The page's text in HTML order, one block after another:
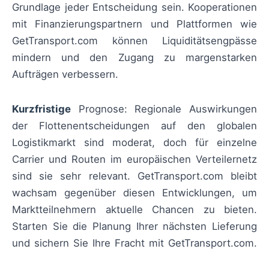
Grundlage jeder Entscheidung sein. Kooperationen
mit Finanzierungspartnern und Plattformen wie
GetTransport.com können Liquiditätsengpässe
mindern und den Zugang zu margenstarken
Aufträgen verbessern.
Kurzfristige Prognose: Regionale Auswirkungen
der Flottenentscheidungen auf den globalen
Logistikmarkt sind moderat, doch für einzelne
Carrier und Routen im europäischen Verteilernetz
sind sie sehr relevant. GetTransport.com bleibt
wachsam gegenüber diesen Entwicklungen, um
Marktteilnehmern aktuelle Chancen zu bieten.
Starten Sie die Planung Ihrer nächsten Lieferung
und sichern Sie Ihre Fracht mit GetTransport.com.